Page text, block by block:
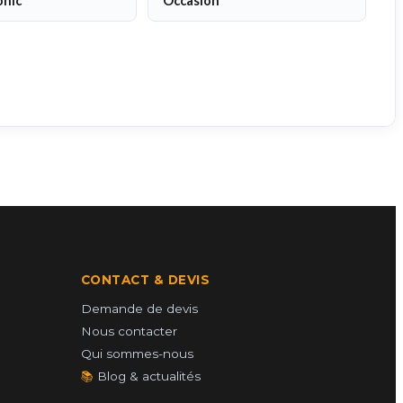
CONTACT & DEVIS
Demande de devis
Nous contacter
Qui sommes-nous
📚 Blog & actualités